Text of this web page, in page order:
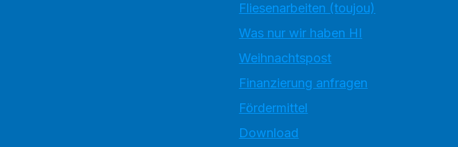
Fliesenarbeiten (toujou)
Was nur wir haben HI
Weihnachtspost
Finanzierung anfragen
Fördermittel
Download